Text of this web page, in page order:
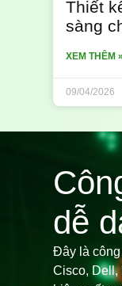
Thiết
sàng
XEM THÊM »
09/04/2026
dễ
Đây là
Cisco, Dell,